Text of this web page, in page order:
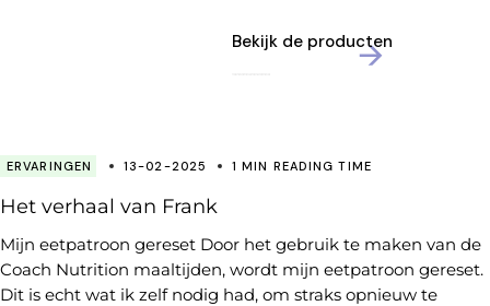
Bekijk de producten
ERVARINGEN 13-02-2025 1 MIN READING TIME
Het verhaal van Frank
Mijn eetpatroon gereset Door het gebruik te maken van de
Coach Nutrition maaltijden, wordt mijn eetpatroon gereset.
Dit is echt wat ik zelf nodig had, om straks opnieuw te